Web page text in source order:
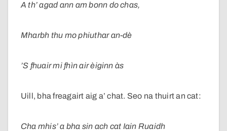
A th’ agad ann am bonn do chas,
Mharbh thu mo phiuthar an-dè
’S fhuair mi fhìn air èiginn às
Uill, bha freagairt aig a’ chat. Seo na thuirt an cat:
Cha mhis’ a bha sin ach cat Iain Ruaidh